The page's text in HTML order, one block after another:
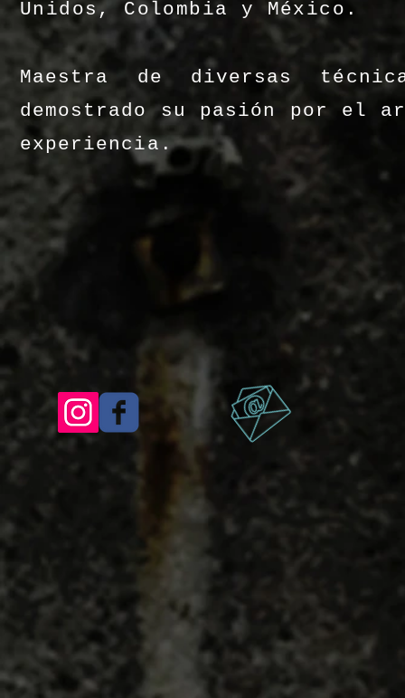
Unidos, Colombia y México.
Maestra de diversas
demostrado su pasión por el
experiencia.